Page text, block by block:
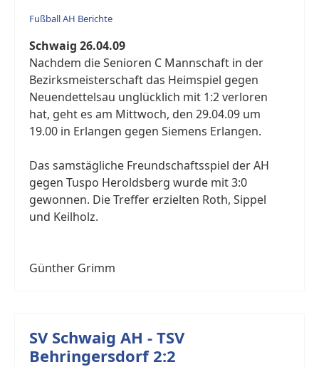
Fußball AH Berichte
Schwaig 26.04.09
Nachdem die Senioren C Mannschaft in der
Bezirksmeisterschaft das Heimspiel gegen
Neuendettelsau unglücklich mit 1:2 verloren
hat, geht es am Mittwoch, den 29.04.09 um
19.00 in Erlangen gegen Siemens Erlangen.
Das samstägliche Freundschaftsspiel der AH
gegen Tuspo Heroldsberg wurde mit 3:0
gewonnen. Die Treffer erzielten Roth, Sippel
und Keilholz.
Günther Grimm
SV Schwaig AH - TSV
Behringersdorf 2:2